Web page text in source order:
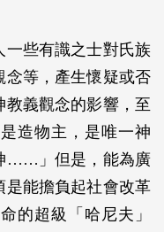
一些有識之士對氏族
念等，產生懷疑或否
教義觀念的影響，至
造物主，是唯一神
……」但是，能為廣
是能擔負起社會改革
的超級「哈尼夫」